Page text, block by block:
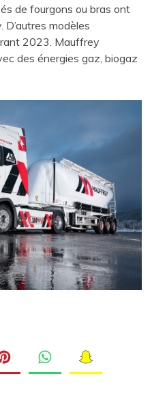
de fourgons ou bras ont
modèles
2023. Mauffrey
des énergies gaz, biogaz